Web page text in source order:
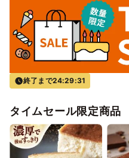
終了まで24:29:31
タイムセール限定商品